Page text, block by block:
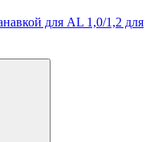
для AL 1,0/1,2 для